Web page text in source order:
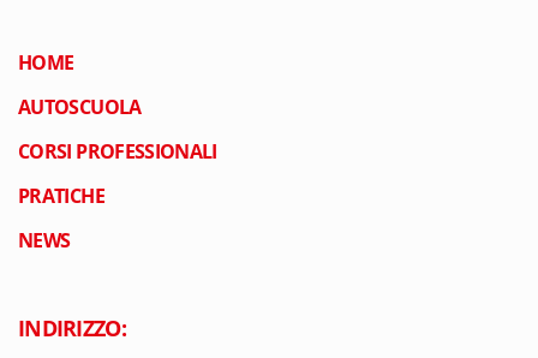
HOME
AUTOSCUOLA
CORSI PROFESSIONALI
PRATICHE
NEWS
INDIRIZZO: